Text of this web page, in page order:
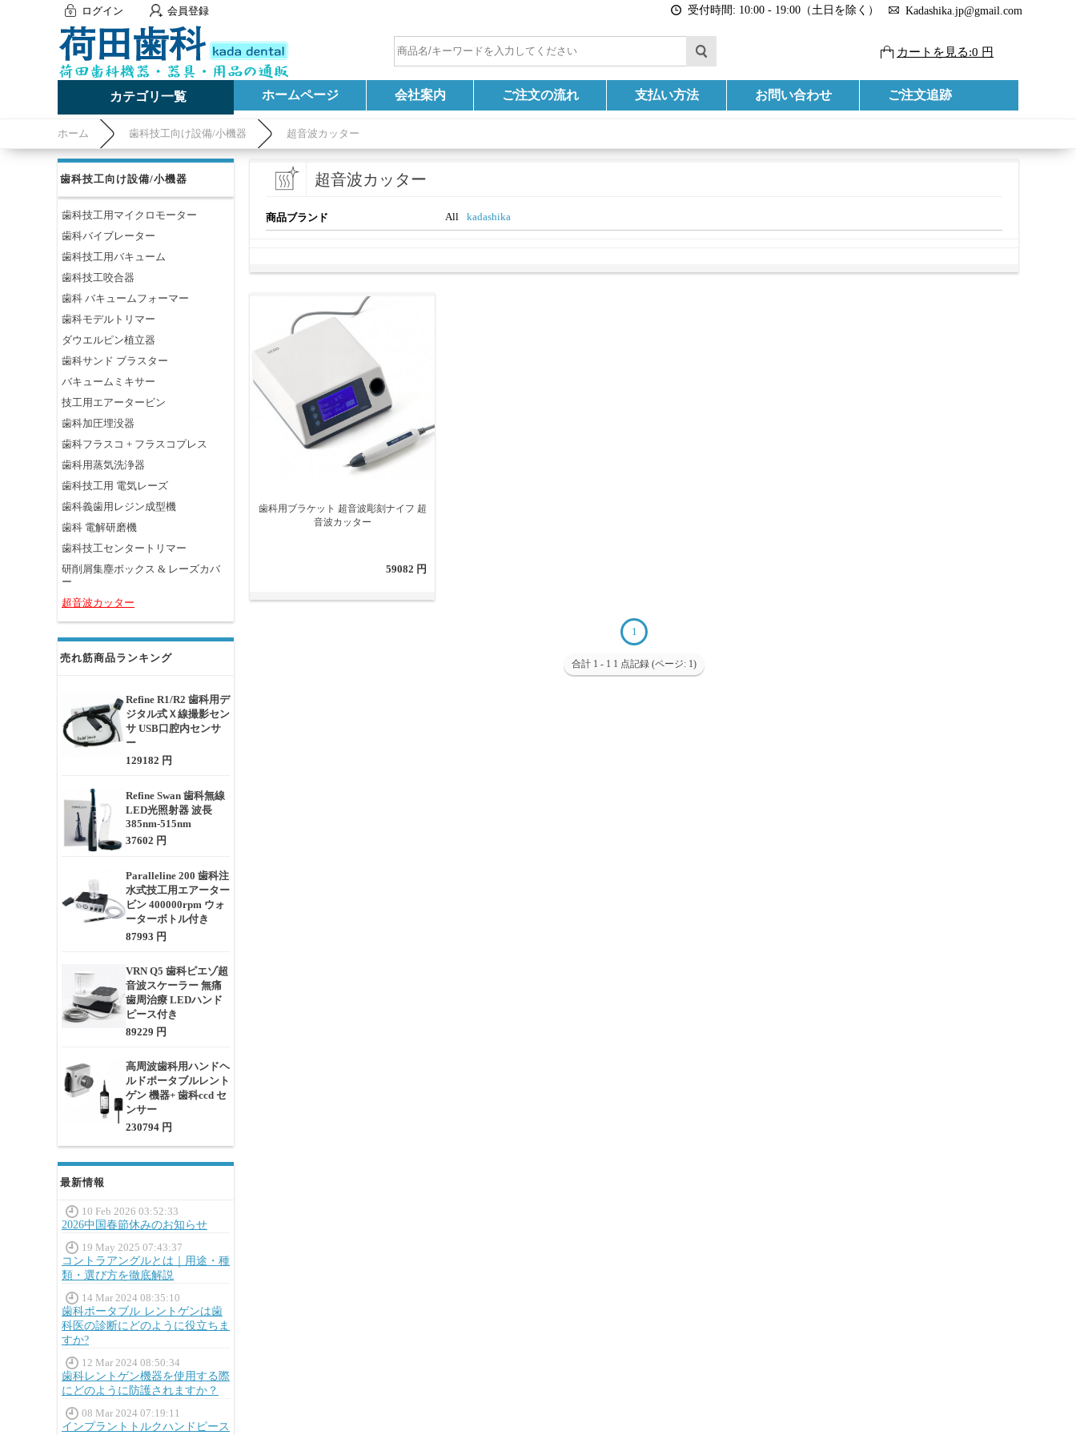
ログイン 会員登録 受付時間: 10:00 - 19:00（土日を除く） Kadashika.jp@gmail.com
カートを見る:0 円
カテゴリ一覧 ホームページ 会社案内 ご注文の流れ 支払い方法 お問い合わせ ご注文追跡
ホーム 歯科技工向け設備/小機器 超音波カッター
歯科技工向け設備/小機器
歯科技工用マイクロモーター
歯科バイブレーター
歯科技工用バキューム
歯科技工咬合器
歯科 バキュームフォーマー
歯科モデルトリマー
ダウエルピン植立器
歯科サンド ブラスター
バキュームミキサー
技工用エアータービン
歯科加圧埋没器
歯科フラスコ + フラスコプレス
歯科用蒸気洗浄器
歯科技工用 電気レーズ
歯科義歯用レジン成型機
歯科 電解研磨機
歯科技工センタートリマー
研削屑集塵ボックス & レーズカバ
ー
超音波カッター
売れ筋商品ランキング
Refine R1/R2 歯科用デ
ジタル式Ｘ線撮影セン
サ USB口腔内センサ
ー
129182 円
Refine Swan 歯科無線
LED光照射器 波長
385nm-515nm
37602 円
Paralleline 200 歯科注
水式技工用エアーター
ビン 400000rpm ウォ
ーターボトル付き
87993 円
VRN Q5 歯科ピエゾ超
音波スケーラー 無痛
歯周治療 LEDハンド
ピース付き
89229 円
高周波歯科用ハンドヘ
ルドポータブルレント
ゲン 機器+ 歯科ccd セ
ンサー
230794 円
最新情報
10 Feb 2026 03:52:33
2026中国春節休みのお知らせ
19 May 2025 07:43:37
コントラアングルとは｜用途・種
類・選び方を徹底解説
14 Mar 2024 08:35:10
歯科ポータブル レントゲンは歯
科医の診断にどのように役立ちま
すか?
12 Mar 2024 08:50:34
歯科レントゲン機器を使用する際
にどのように防護されますか？
08 Mar 2024 07:19:11
インプラントトルクハンドピース
超音波カッター
商品ブランド All kadashika
歯科用ブラケット 超音波彫刻ナイフ 超
音波カッター
59082 円
1
合計 1 - 1 1 点記録 (ページ: 1)